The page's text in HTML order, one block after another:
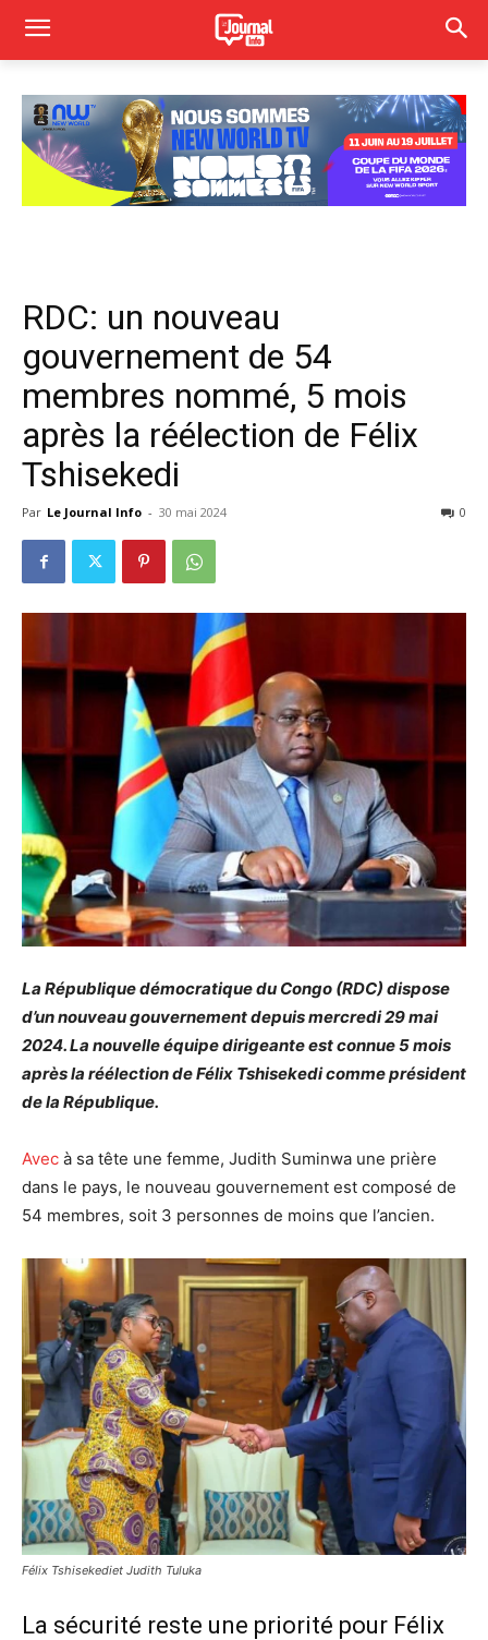
RDC: un nouveau
gouvernement de 54
membres nommé, 5 mois
après la réélection de Félix
Tshisekedi
Par Le Journal Info - 30 mai 2024 0
La République démocratique du Congo (RDC) dispose
d’un nouveau gouvernement depuis mercredi 29 mai
2024. La nouvelle équipe dirigeante est connue 5 mois
après la réélection deFélix Tshisekedi comme président
de la République.
Avec à sa tête une femme, Judith Suminwa une prière
dans le pays, le nouveau gouvernement est composé de
54 membres, soit 3 personnes de moins que l’ancien.
Félix Tshisekediet Judith Tuluka
La sécurité reste une priorité pour Félix